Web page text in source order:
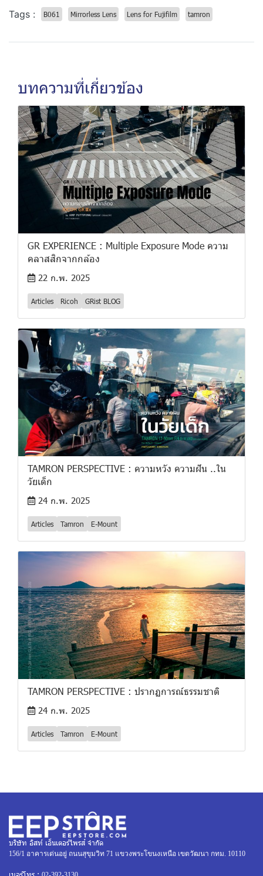
Tags : B061 Mirrorless Lens Lens for Fujifilm tamron
บทความที่เกี่ยวข้อง
GR EXPERIENCE : Multiple Exposure Mode ความ
คลาสสิกจากกล้อง
22 ก.พ. 2025
Articles Ricoh GRist BLOG
TAMRON PERSPECTIVE : ความหวัง ความฝัน ..ใน
วัยเด็ก
24 ก.พ. 2025
Articles Tamron E-Mount
TAMRON PERSPECTIVE : ปรากฏการณ์ธรรมชาติ
24 ก.พ. 2025
Articles Tamron E-Mount
บริษัท อิสท์ เอ็นเตอร์ไพรส์ จำกัด
156/1 อาคารเด่นอยู่ ถนนสุขุมวิท 71 แขวงพระโขนงเหนือ เขตวัฒนา กทม. 10110